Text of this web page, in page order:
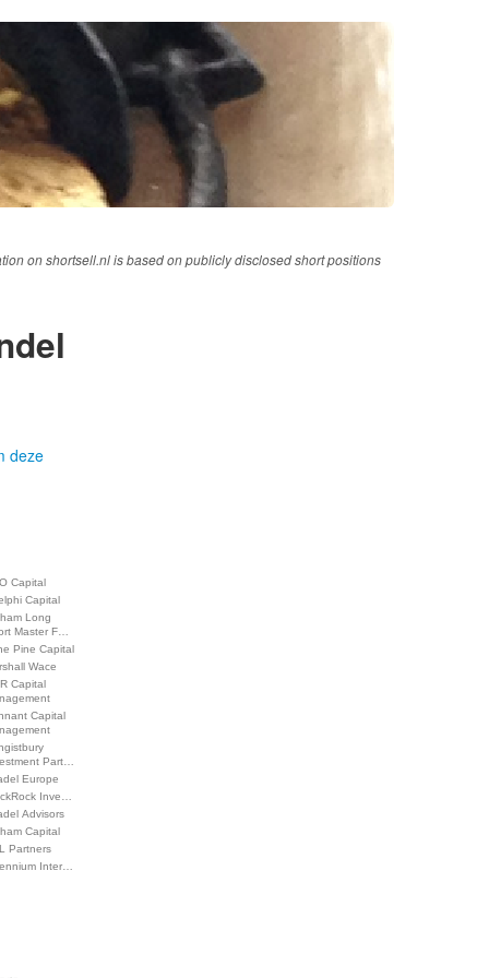
on shortsell.nl is based on publicly disclosed short positions
deze
Capital
Capital
Long
Master F…
Pine Capital
Wace
Capital
Capital
Part…
Europe
Inve…
Advisors
Capital
Partners
Inter…